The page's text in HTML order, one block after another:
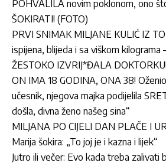
POHVALILA novim poklonom, ono
ŠOKIRATI! (FOTO)
PRVI SNIMAK MILJANE KULIĆ IZ
ispijena, blijeda i sa viškom kilograma
ŽESTOKO IZVRIJ*ĐALA
ON IMA 18 GODINA, ONA 38!
učesnik, njegova majka podijelila
došla, divna ženo našeg sina“
MILJANA PO CIJELI DAN PLAČE I
Marija šokira: „To joj je i kazna i lijek“
Jutro ili večer: Evo kada treba zalivati